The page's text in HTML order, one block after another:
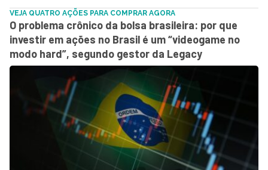
VEJA QUATRO AÇÕES PARA COMPRAR AGORA
O problema crônico da bolsa brasileira: por que
investir em ações no Brasil é um “videogame no
modo hard”, segundo gestor da Legacy